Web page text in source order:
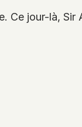
Ce jour-là,